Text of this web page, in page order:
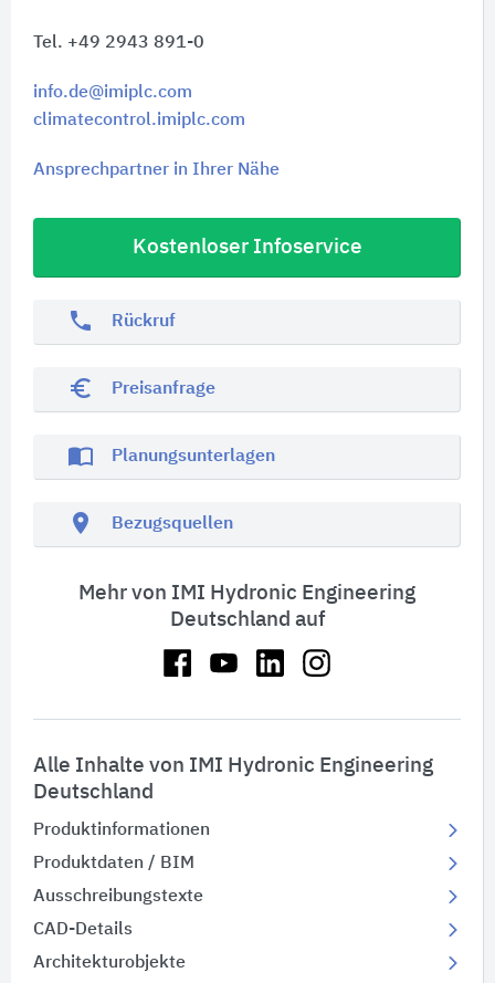
Tel. +49 2943 891-0
info.de@imiplc.com
climatecontrol.imiplc.com
Ansprechpartner in Ihrer Nähe
Kostenloser Infoservice
phone Rückruf
euro_symbol Preisanfrage
import_contacts Planungsunterlagen
location_on Bezugsquellen
Mehr von IMI Hydronic Engineering
Deutschland auf
Alle Inhalte von IMI Hydronic Engineering
Deutschland
Produktinformationen
Produktdaten / BIM
Ausschreibungstexte
CAD-Details
Architekturobjekte